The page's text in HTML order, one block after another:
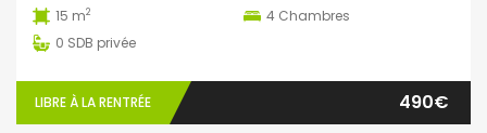
15 m2 4 Chambres
0 SDB privée
LIBRE À LA RENTRÉE 490€